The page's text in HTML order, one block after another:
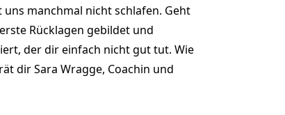
uns manchmal nicht schlafen. Geht
Rücklagen gebildet und
der dir einfach nicht gut tut. Wie
dir Sara Wragge, Coachin und